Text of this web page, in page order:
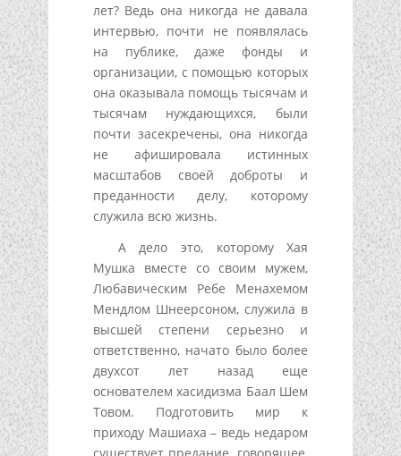
лет? Ведь она никогда не давала
интервью, почти не появлялась
на публике, даже фонды и
организации, с помощью которых
она оказывала помощь тысячам и
тысячам нуждающихся, были
почти засекречены, она никогда
не афишировала истинных
масштабов своей доброты и
преданности делу, которому
служила всю жизнь.
А дело это, которому Хая
Мушка вместе со своим мужем,
Любавическим Ребе Менахемом
Мендлом Шнеерсоном, служила в
высшей степени серьезно и
ответственно, начато было более
двухсот лет назад еще
основателем хасидизма Баал Шем
Товом. Подготовить мир к
приходу Машиаха – ведь недаром